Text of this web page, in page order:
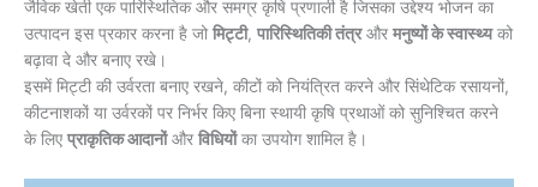
जैविक खेती एक पारिस्थितिक और समग्र कृषि प्रणाली है जिसका उद्देश्य भोजन का
उत्पादन इस प्रकार करना है जो मिट्टी, पारिस्थितिकी तंत्रऔर मनुष्यों के स्वास्थ्यको
बढ़ावा दे और बनाए रखे।
इसमें मिट्टी की उर्वरता बनाए रखने, कीटों को नियंत्रित करने और सिंथेटिक रसायनों,
कीटनाशकों या उर्वरकों पर निर्भर किए बिना स्थायी कृषि प्रथाओं को सुनिश्चित करने
के लिए प्राकृतिक आदानोंऔर विधियोंका उपयोग शामिल है।